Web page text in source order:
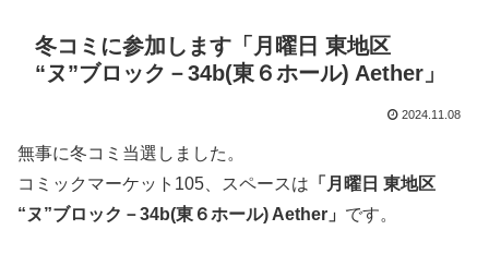
冬コミに参加します「月曜日 東地区
“ヌ”ブロック－34b(東６ホール) Aether」
2024.11.08
無事に冬コミ当選しました。
コミックマーケット105、スペースは 「月曜日 東地区
“ヌ”ブロック－34b(東６ホール) Aether」 です。